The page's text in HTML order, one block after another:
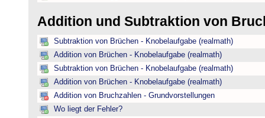
Addition und Subtraktion von
Subtraktion von Brüchen - Knobelaufgabe (realmath)
Addition von Brüchen - Knobelaufgabe (realmath)
Subtraktion von Brüchen - Knobelaufgabe (realmath)
Addition von Brüchen - Knobelaufgabe (realmath)
Addition von Bruchzahlen - Grundvorstellungen
Wo liegt der Fehler?